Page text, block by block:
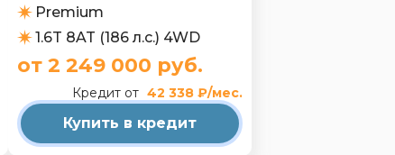
Premium
1.6T 8AT (186 л.с.) 4WD
от 2 249 000 руб.
Кредит от 42 338 ₽/мес.
Купить в кредит